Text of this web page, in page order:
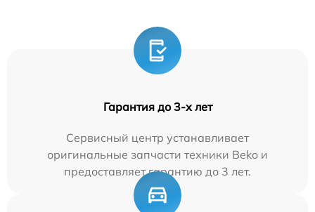
Гарантия до 3-х лет
Сервисный центр устанавливает
оригинальные запчасти техники Beko и
предоставляет гарантию до 3 лет.